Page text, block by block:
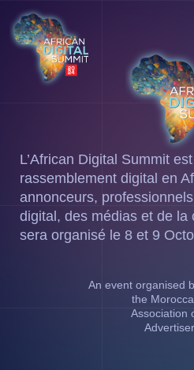
L’African Digital Summit
rassemblement digital en
annonceurs,
digital, des médias et de la
sera organisé le 8 et 9
An event organised
the
Association